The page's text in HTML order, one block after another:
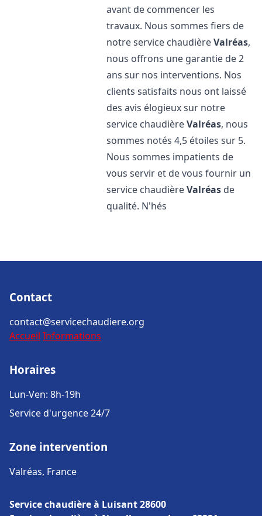
avant de commencer les
travaux. Nous sommes fiers de
notre service chaudièreValréas,
nous offrons une garantie de 2
ans sur nos interventions. Nos
clients satisfaits nous ont laissé
des avis élogieux sur notre
service chaudièreValréas, nous
sommes notés 4,5 étoiles sur 5.
Nous sommes impatients de
vous servir et de vous fournir un
service chaudièreValréas de
qualité. N'hés
Contact
contact@servicechaudiere.org
Accueil Informations
Horaires
Lun-Ven: 8h-19h
Service d'urgence 24/7
Zone intervention
Valréas, France
Service chaudière à Luisant 28600